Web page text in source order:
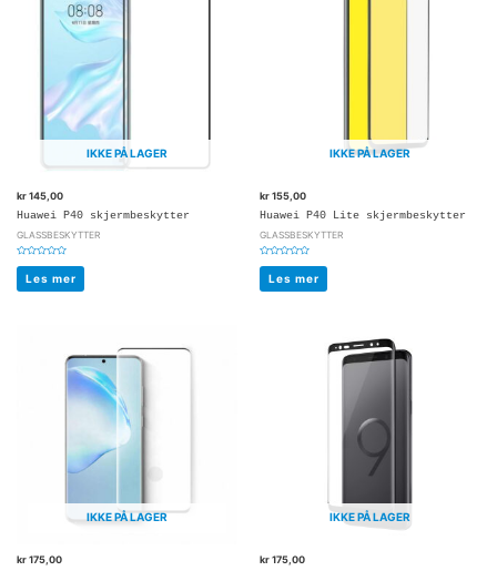
IKKE PÅ LAGER
kr145,00
Huawei P40 skjermbeskytter
GLASSBESKYTTER
av
5
Les mer
IKKE PÅ LAGER
kr155,00
Huawei P40 Lite skjermbeskytter
GLASSBESKYTTER
av
5
Les mer
IKKE PÅ LAGER
kr175,00
IKKE PÅ LAGER
kr175,00